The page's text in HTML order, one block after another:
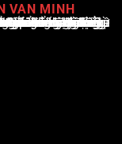
VAN MINH
rộng và kinh nghiệm đáng kể trong việc phân tích và báo cáo về các sự kiện thể thao hàng đầu. Sự hiểu biết sâu sắc của ông về ngành này đã giúp ông xây dựng uy tín và danh tiếng trong cộng đồng báo chí thể thao.